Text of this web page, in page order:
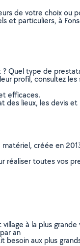
de votre choix
et particuliers, à
Quel type de
profil, consultez
efficaces.
lieux, les devis
créée en
toutes vos
à la plus
an
besoin aux plus